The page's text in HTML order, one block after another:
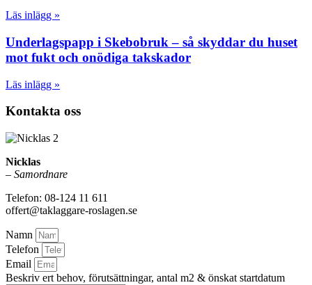
Läs inlägg »
Underlagspapp i Skebobruk – så skyddar du huset
mot fukt och onödiga takskador
Läs inlägg »
Kontakta oss
Nicklas
– Samordnare
Telefon: 08-124 11 611
offert@taklaggare-roslagen.se
Namn
Telefon
Email
Beskriv ert behov, förutsättningar, antal m2 & önskat startdatum